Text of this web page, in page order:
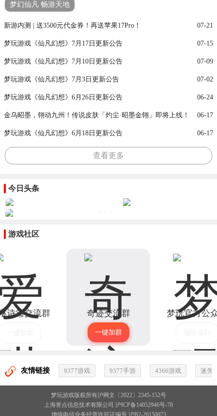
梦幻仙凡 畅游天地
新游内测 | 送3500元代金券！再送苹果17Pro！ 07-21
梦玩游戏《仙凡幻想》7月17日更新公告 07-15
梦玩游戏《仙凡幻想》7月10日更新公告 07-09
梦玩游戏《仙凡幻想》7月3日更新公告 07-02
梦玩游戏《仙凡幻想》6月26日更新公告 06-24
金乌昭墨，翎动九州！传说皮肤「灼尘·昭墨金翎」即将上线！ 06-17
梦玩游戏《仙凡幻想》6月18日更新公告 06-17
查看更多
今日头条
游戏社区
诗篇交流群 奇迹交流群
一键加群
梦玩官方公
友情链接 9377游戏 9377手游 4366游戏 迷失
梦玩游戏版权所有沪网文〔2022〕2345-152号
上海誉点信息技术有限公司 沪ICP备14052946号-78
增值电信业务经营许可证编号:沪B2-20150073